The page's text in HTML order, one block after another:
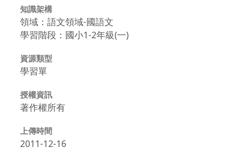
知識架構
領域：語文領域-國語文
學習階段：國小1-2年級(一)
資源類型
學習單
授權資訊
著作權所有
上傳時間
2011-12-16